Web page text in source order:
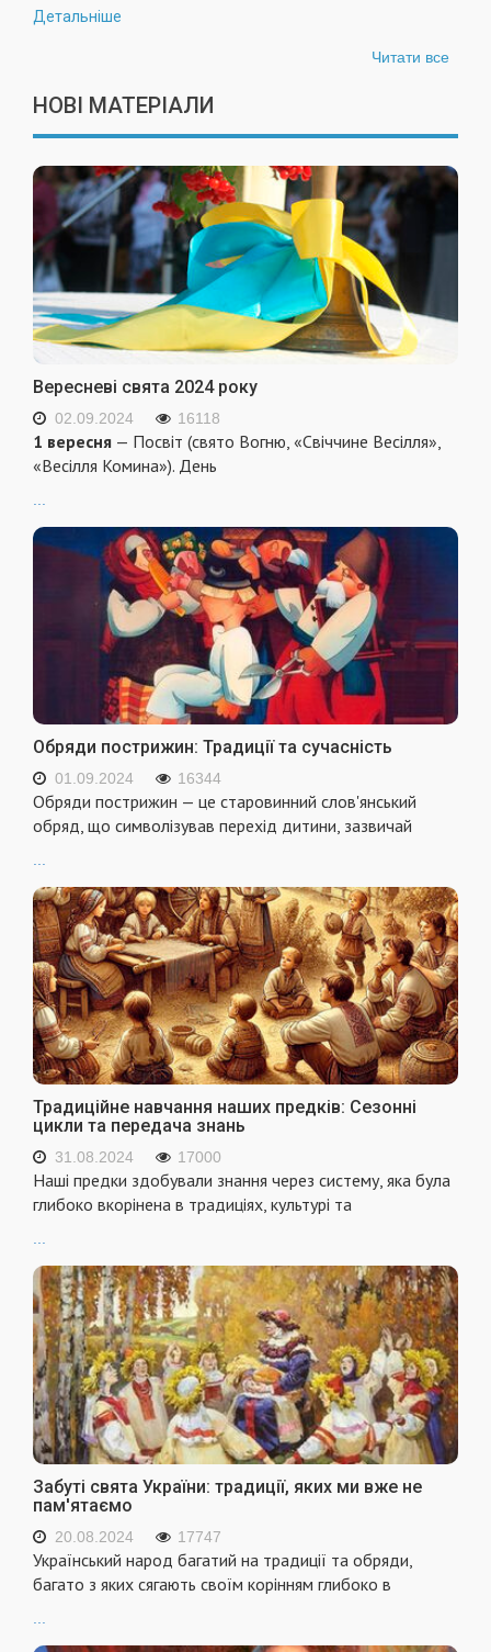
Детальніше
Читати все
НОВІ МАТЕРІАЛИ
Вересневі свята 2024 року
02.09.2024 16118
1 вересня — Посвіт (свято Вогню, «Свіччине Весілля»,
«Весілля Комина»). День
Обряди пострижин: Традиції та сучасність
01.09.2024 16344
Обряди пострижин — це старовинний слов'янський
обряд, що символізував перехід дитини, зазвичай
Традиційне навчання наших предків: Сезонні
цикли та передача знань
31.08.2024 17000
Наші предки здобували знання через систему, яка була
глибоко вкорінена в традиціях, культурі та
...
Забуті свята України: традиції, яких ми вже не
пам'ятаємо
20.08.2024 17747
Український народ багатий на традиції та обряди,
багато з яких сягають своїм корінням глибоко в